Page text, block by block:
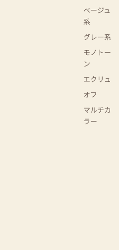
ベージュ
系
グレー系
モノトー
ン
エクリュ
オフ
マルチカ
ラー